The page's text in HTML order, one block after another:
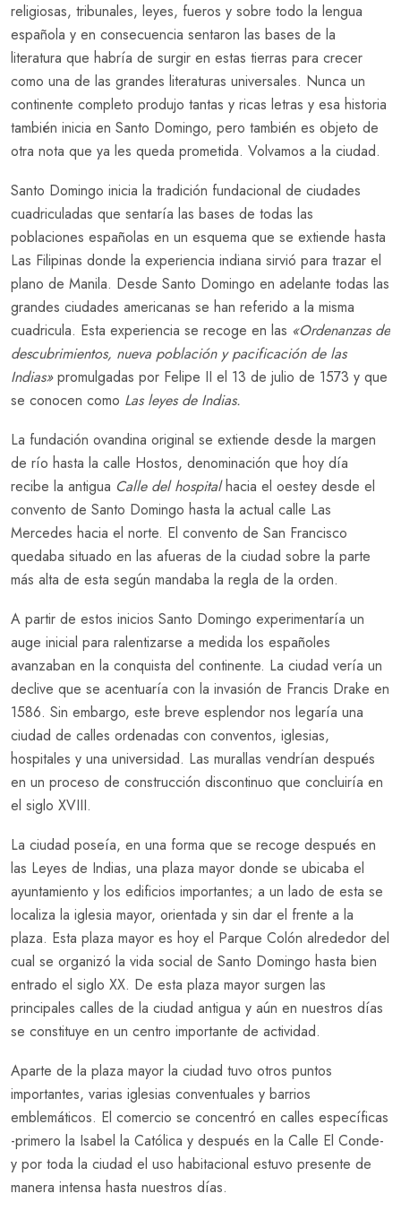
religiosas, tribunales, leyes, fueros y sobre todo la lengua
española y en consecuencia sentaron las bases de la
literatura que habría de surgir en estas tierras para crecer
como una de las grandes literaturas universales. Nunca un
continente completo produjo tantas y ricas letras y esa historia
también inicia en Santo Domingo, pero también es objeto de
otra nota que ya les queda prometida. Volvamos a la ciudad.
Santo Domingo inicia la tradición fundacional de ciudades
cuadriculadas que sentaría las bases de todas las
poblaciones españolas en un esquema que se extiende hasta
Las Filipinas donde la experiencia indiana sirvió para trazar el
plano de Manila. Desde Santo Domingo en adelante todas las
grandes ciudades americanas se han referido a la misma
cuadricula. Esta experiencia se recoge en las «Ordenanzas de
descubrimientos, nueva población y pacificación de las
Indias»promulgadas por Felipe II el 13 de julio de 1573 y que
se conocen como Las leyes de Indias.
La fundación ovandina original se extiende desde la margen
de río hasta la calle Hostos, denominación que hoy día
recibe la antigua Calle del hospitalhacia el oestey desde el
convento de Santo Domingo hasta la actual calle Las
Mercedes hacia el norte. El convento de San Francisco
quedaba situado en las afueras de la ciudad sobre la parte
más alta de esta según mandaba la regla de la orden.
A partir de estos inicios Santo Domingo experimentaría un
auge inicial para ralentizarse a medida los españoles
avanzaban en la conquista del continente. La ciudad vería un
declive que se acentuaría con la invasión de Francis Drake en
1586. Sin embargo, este breve esplendor nos legaría una
ciudad de calles ordenadas con conventos, iglesias,
hospitales y una universidad. Las murallas vendrían después
en un proceso de construcción discontinuo que concluiría en
el siglo XVIII.
La ciudad poseía, en una forma que se recoge después en
las Leyes de Indias, una plaza mayor donde se ubicaba el
ayuntamiento y los edificios importantes; a un lado de esta se
localiza la iglesia mayor, orientada y sin dar el frente a la
plaza. Esta plaza mayor es hoy el Parque Colón alrededor del
cual se organizó la vida social de Santo Domingo hasta bien
entrado el siglo XX. De esta plaza mayor surgen las
principales calles de la ciudad antigua y aún en nuestros días
se constituye en un centro importante de actividad.
Aparte de la plaza mayor la ciudad tuvo otros puntos
importantes, varias iglesias conventuales y barrios
emblemáticos. El comercio se concentró en calles específicas
-primero la Isabel la Católica y después en la Calle El Conde-
y por toda la ciudad el uso habitacional estuvo presente de
manera intensa hasta nuestros días.